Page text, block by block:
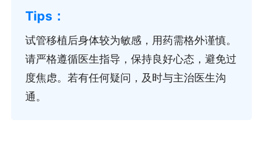
试管移植后身体较为敏感，用药需格外谨慎。
请严格遵循医生指导，保持良好心态，避免过
度焦虑。若有任何疑问，及时与主治医生沟
通。